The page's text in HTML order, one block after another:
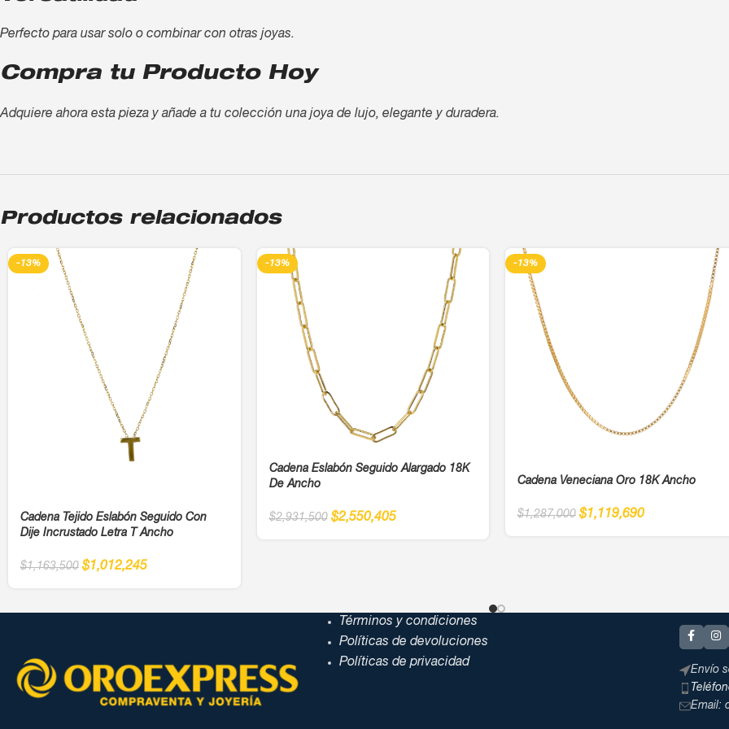
Perfecto para usar solo o combinar con otras joyas.
Compra tu Producto Hoy
Adquiere ahora esta pieza y añade a tu colección una joya de lujo, elegante y duradera.
Productos relacionados
-13%
Cadena Tejido Eslabón Seguido Con
Dije Incrustado Letra T Ancho
$1,163,500 $1,012,245
-13%
Cadena Eslabón Seguido Alargado 18K
De Ancho
$2,931,500 $2,550,405
-13%
Cadena Veneciana Oro 18K Ancho
$1,287,000 $1,119,690
Términos y condiciones
Políticas de devoluciones
Políticas de privacidad
Envío
Email: